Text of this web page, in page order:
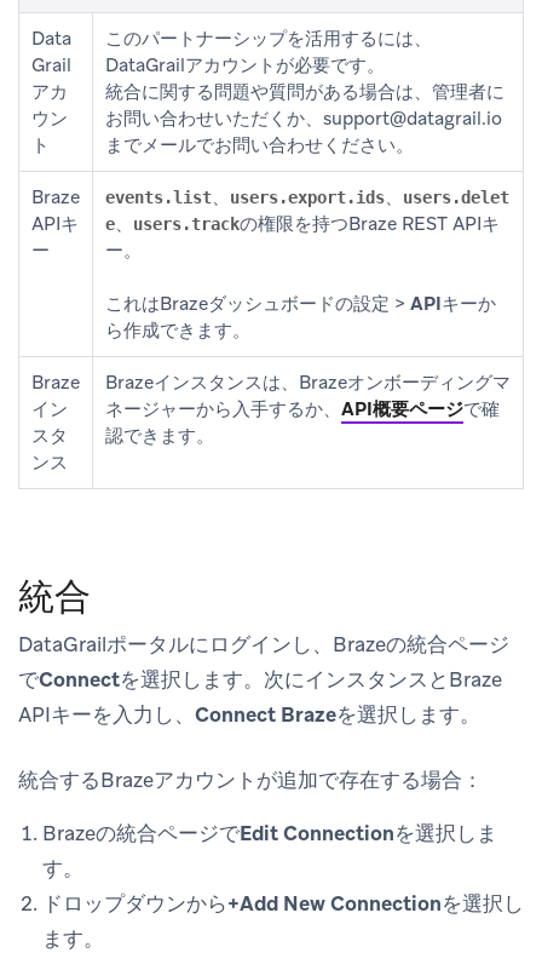
Data
Grail
アカ
ウン
ト
このパートナーシップを活用するには、
DataGrailアカウントが必要です。
統合に関する問題や質問がある場合は、管理者に
お問い合わせいただくか、 support@datagrail.io
までメールでお問い合わせください。
Braze
APIキ
ー
events.list、 users.export.ids、
users.delet
e、 users.trackの権限を持つBraze REST APIキ
ー。
これはBrazeダッシュボードの設定 > APIキーか
ら作成できます。
Braze
イン
スタ
ンス
Brazeインスタンスは、Brazeオンボーディングマ
ネージャーから入手するか、 API概要ページで確
認できます。
統合
DataGrailポータルにログインし、Brazeの統合ページ
でConnectを選択します。次にインスタンスとBraze
APIキーを入力し、 Connect Brazeを選択します。
統合するBrazeアカウントが追加で存在する場合：
Brazeの統合ページでEdit Connectionを選択しま
す。
ドロップダウンから+Add New Connectionを選択し
ます。